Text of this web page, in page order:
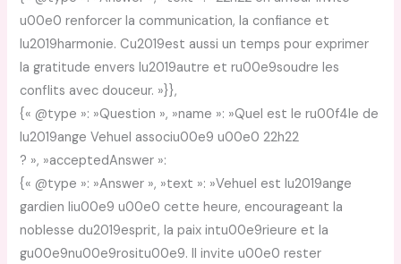
u00e0 renforcer la communication, la confiance et
lu2019harmonie. Cu2019est aussi un temps pour exprimer
la gratitude envers lu2019autre et ru00e9soudre les
conflits avec douceur. »}},
{« @type »: »Question », »name »: »Quel est le ru00f4le de
lu2019ange Vehuel associu00e9 u00e0 22h22
? », »acceptedAnswer »:
{« @type »: »Answer », »text »: »Vehuel est lu2019ange
gardien liu00e9 u00e0 cette heure, encourageant la
noblesse du2019esprit, la paix intu00e9rieure et la
gu00e9nu00e9rositu00e9. Il invite u00e0 rester